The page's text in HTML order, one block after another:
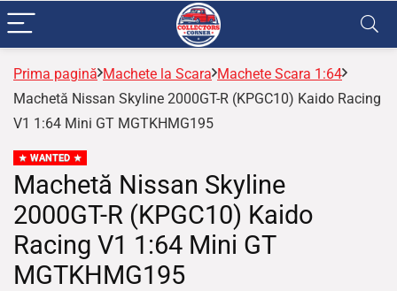
Prima pagină Machete la Scara Machete Scara 1:64
Machetă Nissan Skyline 2000GT-R (KPGC10) Kaido Racing
V1 1:64 Mini GT MGTKHMG195
WANTED
Machetă Nissan Skyline
2000GT-R (KPGC10) Kaido
Racing V1 1:64 Mini GT
MGTKHMG195